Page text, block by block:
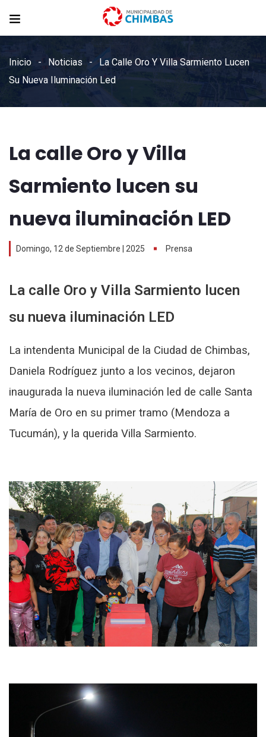
Inicio Noticias
La Calle Oro Y Villa Sarmiento Lucen
Su Nueva Iluminación Led
La calle Oro y Villa
Sarmiento lucen su
nueva iluminación LED
Domingo, 12 de Septiembre | 2025 Prensa
La calle Oro y Villa Sarmiento lucen
su nueva iluminación LED
La intendenta Municipal de la Ciudad de Chimbas,
Daniela Rodríguez junto a los vecinos, dejaron
inaugurada la nueva iluminación led de calle Santa
María de Oro en su primer tramo (Mendoza a
Tucumán), y la querida Villa Sarmiento.